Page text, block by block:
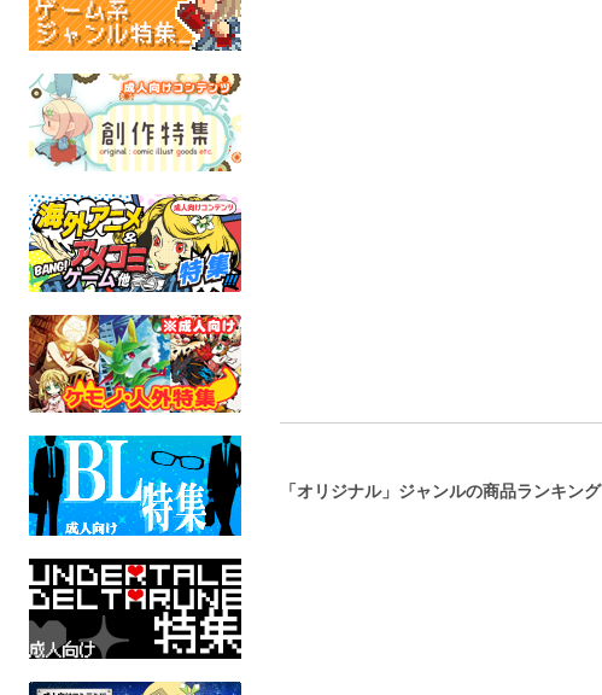
Clara 01
NAGNOMA
全年齢
ふれんどらいくあいすく
りーむ
「オリジナル」ジャンルの商品ランキング